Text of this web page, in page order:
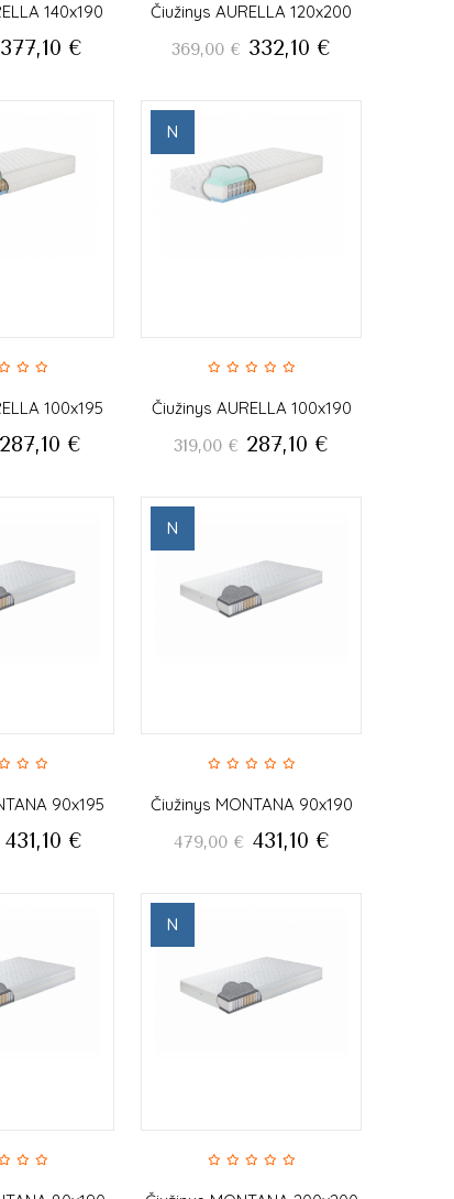
140x190
377,10 €
Čiužinys AURELLA 120x200
369,00 € 332,10 €
100x195
287,10 €
N
Čiužinys AURELLA 100x190
319,00 € 287,10 €
90x195
431,10 €
N
Čiužinys MONTANA 90x190
479,00 € 431,10 €
N